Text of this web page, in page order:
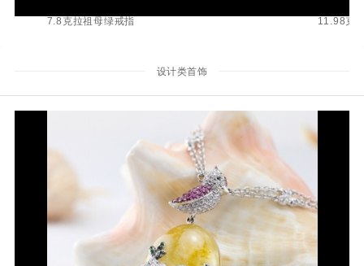
7.8克拉祖母绿戒指 11.98克
设计类首饰